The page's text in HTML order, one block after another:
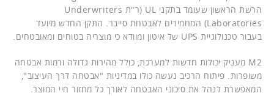
הרשת הראשון שעומד בתקני UL (ר"ת Underwriters
Laboratories) המחמירים לאבטחת סייבר. התקן החדש מיועד
בעבור טכנולוגיית UPS של איטון ומוודא כי מוצריה בטוחים ומאובטחים.
M2 מעניק יכולות חדשות למערכת, כולל מהירות גדולה ורמות אבטחה
משופרות. פיתוח הרכיב נעשה כולו במדיניות "אבטחה דרך העיצוב",
המאפשרת לנהל את סיכוני האבטחה לאורך כל מחזור חיי המוצר.